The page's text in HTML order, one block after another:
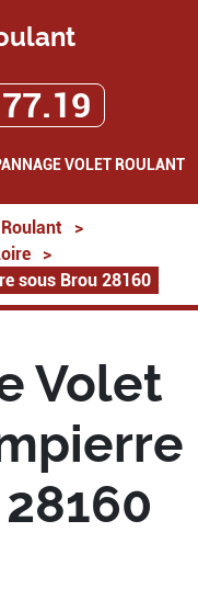
VOLET ROULANT
>
>
sous Brou 28160
Volet